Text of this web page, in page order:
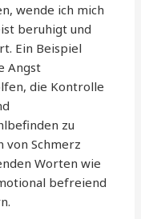
wende ich mich
beruhigt und
Ein Beispiel
Angst
die Kontrolle
zu
von Schmerz
Worten wie
befreiend